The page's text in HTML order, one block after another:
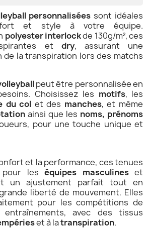
personnalisées sont idéales
et style à votre équipe.
polyester interlockde 130g/m², ces
et dry, assurant une
la transpiration lors des matchs
peut être personnalisée en
Choisissez les motifs, les
du col et des manches, et même
ainsi que les noms, prénoms
pour une touche unique et
et la performance, ces tenues
pour les équipes masculineset
un ajustement parfait tout en
liberté de mouvement. Elles
pour les compétitions de
avec des tissus
et à latranspiration.